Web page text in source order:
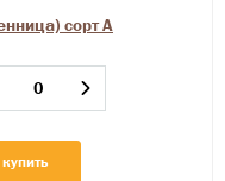
сорт А
купить